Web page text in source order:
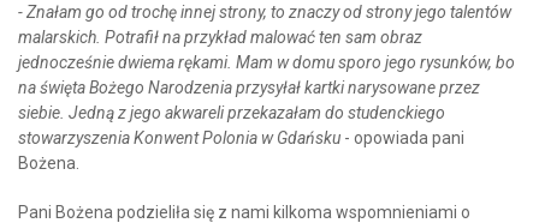
- Znałam go od trochę innej strony, to znaczy od strony jego talentów
malarskich. Potrafił na przykład malować ten sam obraz
jednocześnie dwiema rękami. Mam w domu sporo jego rysunków, bo
na święta Bożego Narodzenia przysyłał kartki narysowane przez
siebie. Jedną z jego akwareli przekazałam do studenckiego
stowarzyszenia Konwent Polonia w Gdańsku - opowiada pani
Bożena.
Pani Bożena podzieliła się z nami kilkoma wspomnieniami o